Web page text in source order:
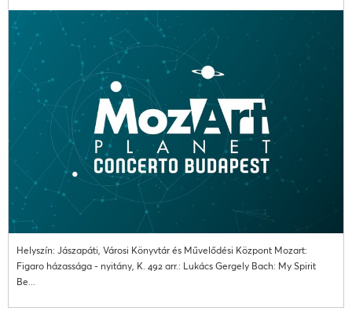
Helyszín: Jászapáti, Városi Könyvtár és Művelődési Központ Mozart:
Figaro házassága - nyitány, K. 492 arr.: Lukács Gergely Bach: My Spirit
Be...